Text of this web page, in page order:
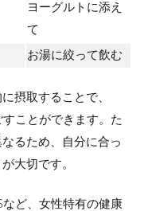
ヨーグルトに添え
て
お湯に絞って飲む
摂取することで、
ことができます。た
るため、自分に合っ
大切です。
ど、女性特有の健康